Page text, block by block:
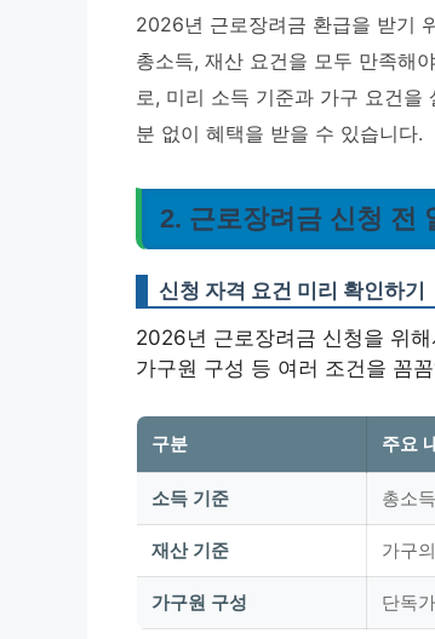
2026년 근로장려금 환급을 받기
총소득, 재산 요건을 모두 만족해
로, 미리 소득 기준과 가구 요건을
분 없이 혜택을 받을 수 있습니다.
2. 근로장려금 신청 전
신청 자격 요건 미리 확인하기
2026년 근로장려금 신청을 위
가구원 구성 등 여러 조건을 꼼
구분 주요
소득 기준 총소
재산 기준 가구
가구원 구성 단독